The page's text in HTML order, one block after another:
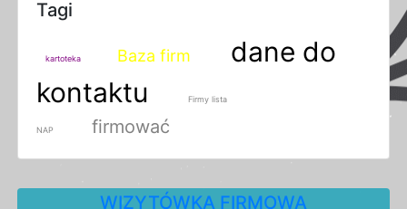
Tagi
kartoteka Baza firm
dane do
kontaktu
Firmy lista
NAP firmować
WIZYTÓWKA FIRMOWA